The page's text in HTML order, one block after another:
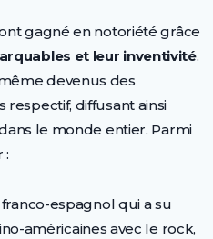
gagné en notoriété grâce
et leur inventivité.
devenus des
diffusant ainsi
le monde entier. Parmi
:
espagnol qui a su
américaines avec le rock,